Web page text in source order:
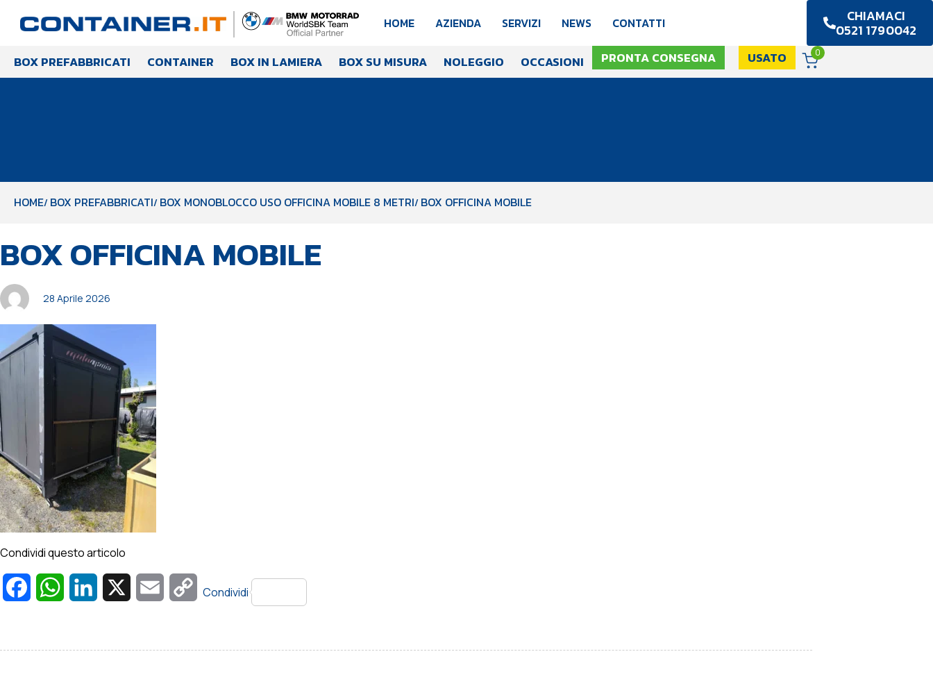
HOME AZIENDA SERVIZI NEWS CONTATTI CHIAMACI
0521 1790042
BOX PREFABBRICATI CONTAINER BOX IN LAMIERA BOX SU MISURA NOLEGGIO OCCASIONI PRONTA CONSEGNA USATO 0
HOME BOX PREFABBRICATI BOX MONOBLOCCO USO OFFICINA MOBILE 8 METRI BOX OFFICINA MOBILE
IN:
BOX OFFICINA MOBILE
il:
28 Aprile 2026
Condividi questo articolo
FacebookWhatsAppLinkedIn Email
Copy
Condividi